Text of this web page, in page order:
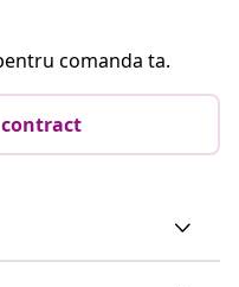
comanda ta.